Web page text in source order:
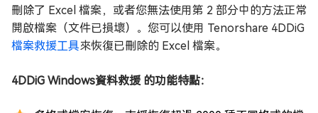
刪除了 Excel 檔案，或者您無法使用第 2 部分中的方法正常
開啟檔案（文件已損壞）。您可以使用 Tenorshare 4DDiG
檔案救援工具來恢復已刪除的 Excel 檔案。
4DDiG Windows資料救援 的功能特點：